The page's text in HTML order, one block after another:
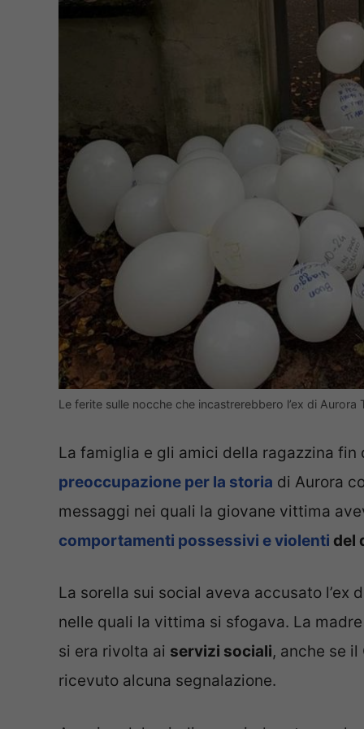
Le ferite sulle nocche che incastrerebbero l’ex di Aurora
La famiglia e gli amici della ragazzina
preoccupazione per la storia di Aurora
messaggi nei quali la giovane vittima
comportamenti possessivi e violenti del
La sorella sui social aveva accusato
nelle quali la vittima si sfogava. La
si era rivolta ai servizi sociali, anche se
ricevuto alcuna segnalazione.